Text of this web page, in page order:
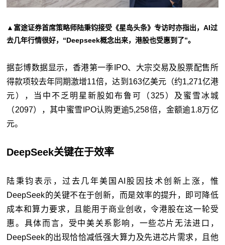
▲富途证券首席策略师陆秉钧接受《星岛头条》专访时亦指出，AI过
去几年行情很好，“Deepseek概念出来，港股也受惠到了”。
据彭博数据显示，香港第一季IPO、大宗交易及股票配售所
得款项较去年同期激增11倍，达到163亿美元（约1,271亿港
元），当中不乏明星新股如布鲁可（325）及蜜雪冰城
（2097），其中蜜雪IPO认购更逾5,258倍，金额逾1.8万亿
元。
DeepSeek关键在于效率
陆秉钧表示，过去几年美国AI股因技术创新上涨，惟
DeepSeek的关键不在于创新，而是效率的提升，即可降低
成本和算力要求，且能用于商业创收，令港股在这一轮受
惠。具体而言，受中美关系影响，一些芯片无法进口，
DeepSeek的出现恰恰减低强大算力及先进芯片需求，且他